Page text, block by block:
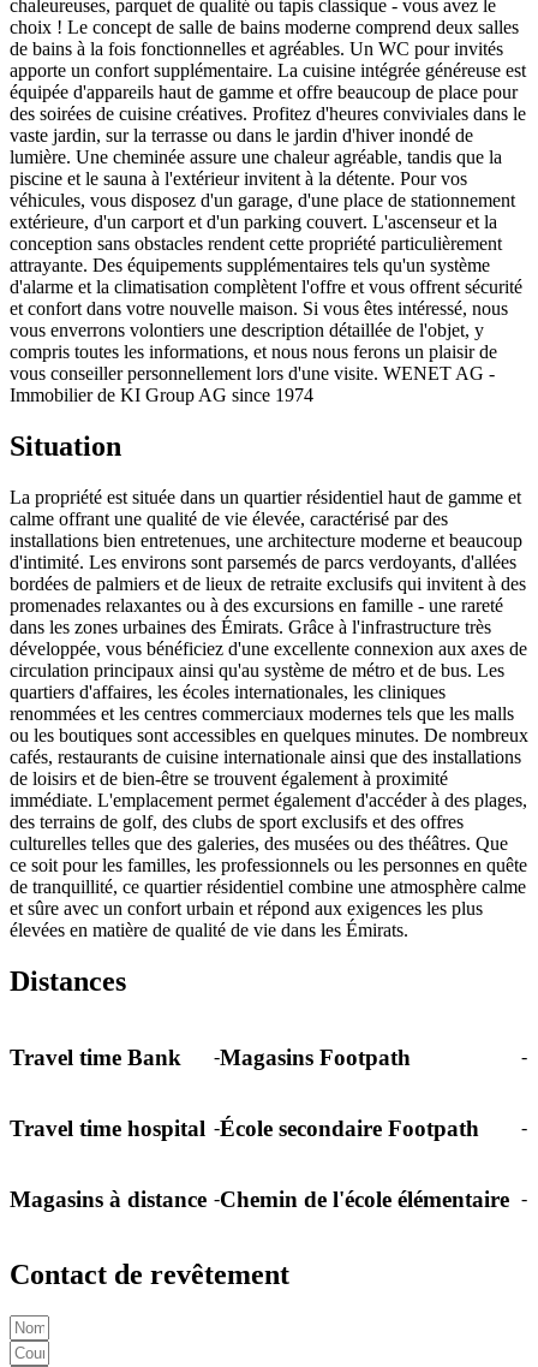
chaleureuses, parquet de qualité ou tapis classique - vous avez le
choix ! Le concept de salle de bains moderne comprend deux salles
de bains à la fois fonctionnelles et agréables. Un WC pour invités
apporte un confort supplémentaire. La cuisine intégrée généreuse est
équipée d'appareils haut de gamme et offre beaucoup de place pour
des soirées de cuisine créatives. Profitez d'heures conviviales dans le
vaste jardin, sur la terrasse ou dans le jardin d'hiver inondé de
lumière. Une cheminée assure une chaleur agréable, tandis que la
piscine et le sauna à l'extérieur invitent à la détente. Pour vos
véhicules, vous disposez d'un garage, d'une place de stationnement
extérieure, d'un carport et d'un parking couvert. L'ascenseur et la
conception sans obstacles rendent cette propriété particulièrement
attrayante. Des équipements supplémentaires tels qu'un système
d'alarme et la climatisation complètent l'offre et vous offrent sécurité
et confort dans votre nouvelle maison. Si vous êtes intéressé, nous
vous enverrons volontiers une description détaillée de l'objet, y
compris toutes les informations, et nous nous ferons un plaisir de
vous conseiller personnellement lors d'une visite. WENET AG -
Immobilier de KI Group AG since 1974
Situation
La propriété est située dans un quartier résidentiel haut de gamme et
calme offrant une qualité de vie élevée, caractérisé par des
installations bien entretenues, une architecture moderne et beaucoup
d'intimité. Les environs sont parsemés de parcs verdoyants, d'allées
bordées de palmiers et de lieux de retraite exclusifs qui invitent à des
promenades relaxantes ou à des excursions en famille - une rareté
dans les zones urbaines des Émirats. Grâce à l'infrastructure très
développée, vous bénéficiez d'une excellente connexion aux axes de
circulation principaux ainsi qu'au système de métro et de bus. Les
quartiers d'affaires, les écoles internationales, les cliniques
renommées et les centres commerciaux modernes tels que les malls
ou les boutiques sont accessibles en quelques minutes. De nombreux
cafés, restaurants de cuisine internationale ainsi que des installations
de loisirs et de bien-être se trouvent également à proximité
immédiate. L'emplacement permet également d'accéder à des plages,
des terrains de golf, des clubs de sport exclusifs et des offres
culturelles telles que des galeries, des musées ou des théâtres. Que
ce soit pour les familles, les professionnels ou les personnes en quête
de tranquillité, ce quartier résidentiel combine une atmosphère calme
et sûre avec un confort urbain et répond aux exigences les plus
élevées en matière de qualité de vie dans les Émirats.
Distances
Travel time Bank -Magasins Footpath -
Travel time hospital -École secondaire Footpath -
Magasins à distance -Chemin de l'école élémentaire -
Contact de revêtement